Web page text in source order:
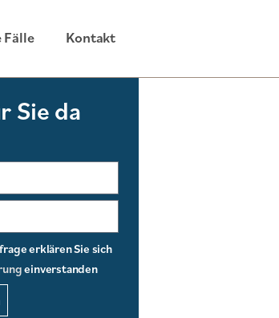
Fälle Kontakt
Sie da
erklären Sie sich
einverstanden